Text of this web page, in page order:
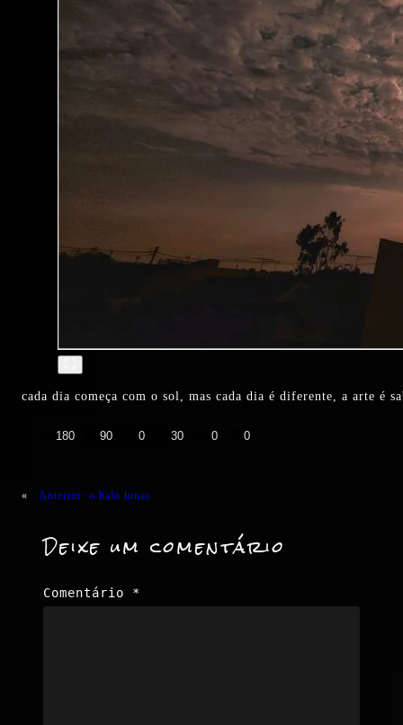
cada dia começa com o sol, mas cada dia é diferente, a arte é
180 90 0 30 0 0
« Anterior: o halo lunar
Deixe um comentário
Comentário *